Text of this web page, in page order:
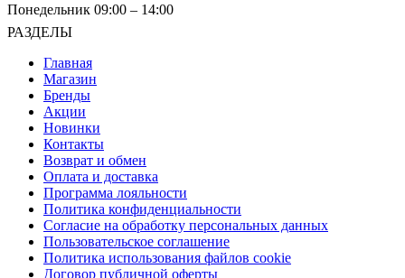
Понедельник 09:00 – 14:00
РАЗДЕЛЫ
Главная
Магазин
Бренды
Акции
Новинки
Контакты
Возврат и обмен
Оплата и доставка
Программа лояльности
Политика конфиденциальности
Согласие на обработку персональных данных
Пользовательское соглашение
Политика использования файлов cookie
Договор публичной оферты